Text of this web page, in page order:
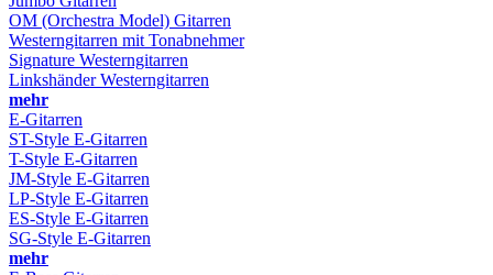
OM (Orchestra Model) Gitarren
Westerngitarren mit Tonabnehmer
Signature Westerngitarren
Linkshänder Westerngitarren
mehr
E-Gitarren
ST-Style E-Gitarren
T-Style E-Gitarren
JM-Style E-Gitarren
LP-Style E-Gitarren
ES-Style E-Gitarren
SG-Style E-Gitarren
mehr